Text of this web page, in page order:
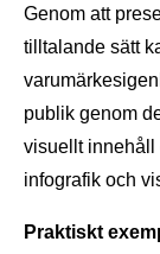
Genom att
tilltalande sätt
publik genom
visuellt innehåll
infografik och
Praktiskt